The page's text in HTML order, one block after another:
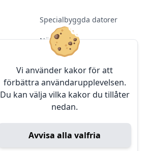
Vi använder kakor för att
förbättra användarupplevelsen.
Du kan välja vilka kakor du tillåter
nedan.
Avvisa alla valfria
Specialbyggda datorer
Nätverk
Programvara
Server & Backup
Konferens & Public Display